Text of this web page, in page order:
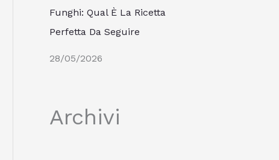
Funghi: Qual È La Ricetta
Perfetta Da Seguire
28/05/2026
Archivi